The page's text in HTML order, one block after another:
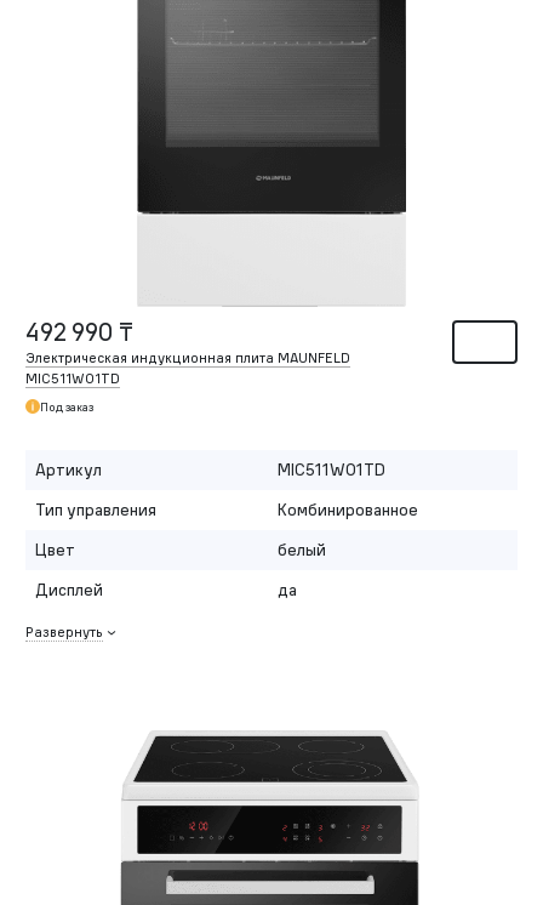
492 990 ₸
Электрическая индукционная плита MAUNFELD
MIC511W01TD
Под заказ
Артикул
MIC511W01TD
Тип управления
Комбинированное
Цвет
белый
Дисплей
да
Развернуть